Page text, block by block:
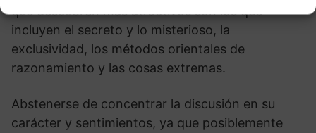
que descubren más atractivos son los que
incluyen el secreto y lo misterioso, la
exclusividad, los métodos orientales de
razonamiento y las cosas extremas.
Abstenerse de concentrar la discusión en su
carácter y sentimientos, ya que posiblemente